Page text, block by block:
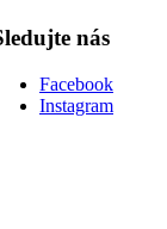
nás
Facebook
Instagram